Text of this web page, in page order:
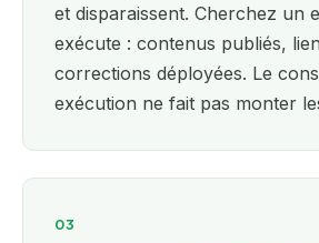
et disparaissent. Cherchez un
exécute : contenus publiés,
corrections déployées. Le
exécution ne fait pas monter
03